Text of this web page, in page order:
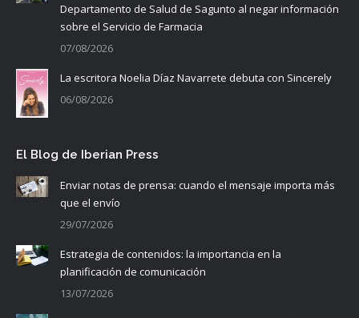
Departamento de Salud de Sagunto al negar información
sobre el Servicio de Farmacia
07/08/2026
La escritora Noelia Díaz Navarrete debuta con Sincerely
06/08/2026
El Blog de Iberian Press
Enviar notas de prensa: cuando el mensaje importa más
que el envío
29/07/2026
Estrategia de contenidos: la importancia en la
planificación de comunicación
13/07/2026